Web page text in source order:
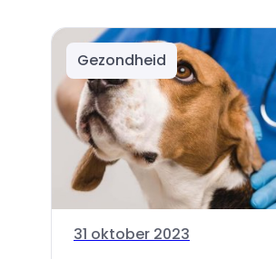
Gezondheid
31 oktober 2023